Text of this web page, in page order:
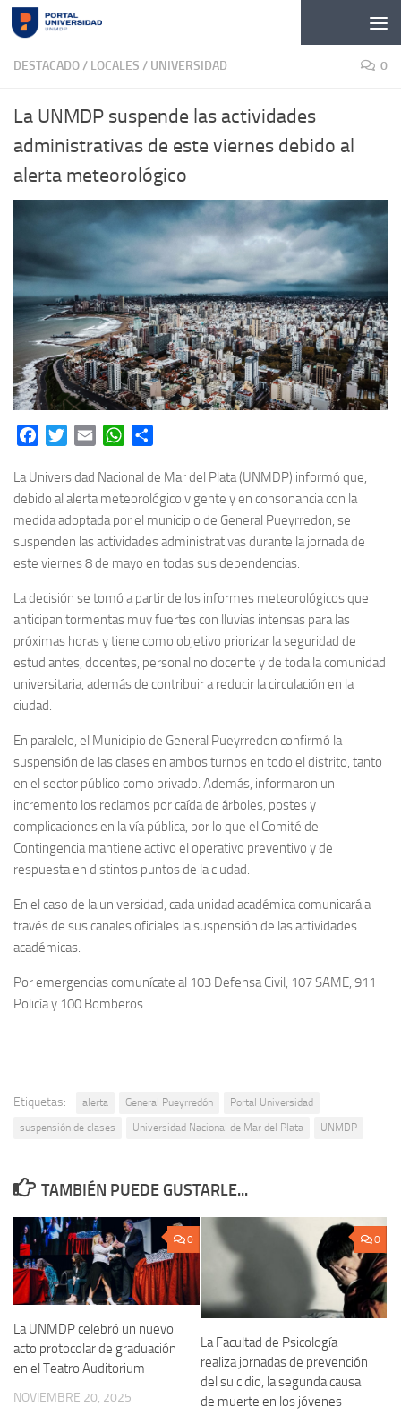
Skip to content
DESTACADO/ LOCALES / UNIVERSIDAD 0
La UNMDP suspende las actividades
administrativas de este viernes debido al
alerta meteorológico
FacebookTwitterEmail WhatsApp
La Universidad Nacional de Mar del Plata (UNMDP) informó que,
debido al alerta meteorológico vigente y en consonancia con la
medida adoptada por el municipio de General Pueyrredon, se
suspenden las actividades administrativas durante la jornada de
este viernes 8 de mayo en todas sus dependencias.
La decisión se tomó a partir de los informes meteorológicos que
anticipan tormentas muy fuertes con lluvias intensas para las
próximas horas y tiene como objetivo priorizar la seguridad de
estudiantes, docentes, personal no docente y de toda la comunidad
universitaria, además de contribuir a reducir la circulación en la
ciudad.
En paralelo, el Municipio de General Pueyrredon confirmó la
suspensión de las clases en ambos turnos en todo el distrito, tanto
en el sector público como privado. Además, informaron un
incremento los reclamos por caída de árboles, postes y
complicaciones en la vía pública, por lo que el Comité de
Contingencia mantiene activo el operativo preventivo y de
respuesta en distintos puntos de la ciudad.
En el caso de la universidad, cada unidad académica comunicará a
través de sus canales oficiales la suspensión de las actividades
académicas.
Por emergencias comunícate al 103 Defensa Civil, 107 SAME, 911
Policía y 100 Bomberos.
Etiquetas: alerta General Pueyrredón
Portal Universidad
suspensión de clases
Universidad Nacional de Mar del Plata UNMDP
TAMBIÉN PUEDE GUSTARLE...
0
La UNMDP celebró un nuevo
acto protocolar de graduación
en el Teatro Auditorium
NOVIEMBRE 20, 2025
0
La Facultad de Psicología
realiza jornadas de prevención
del suicidio, la segunda causa
de muerte en los jóvenes